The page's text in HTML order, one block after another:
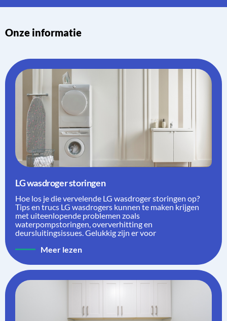
Onze informatie
LG wasdroger storingen
Hoe los je die vervelende LG wasdroger storingen op?
Tips en trucs LG wasdrogers kunnen te maken krijgen
met uiteenlopende problemen zoals
waterpompstoringen, oververhitting en
deursluitingsissues. Gelukkig zijn er voor
Meer lezen